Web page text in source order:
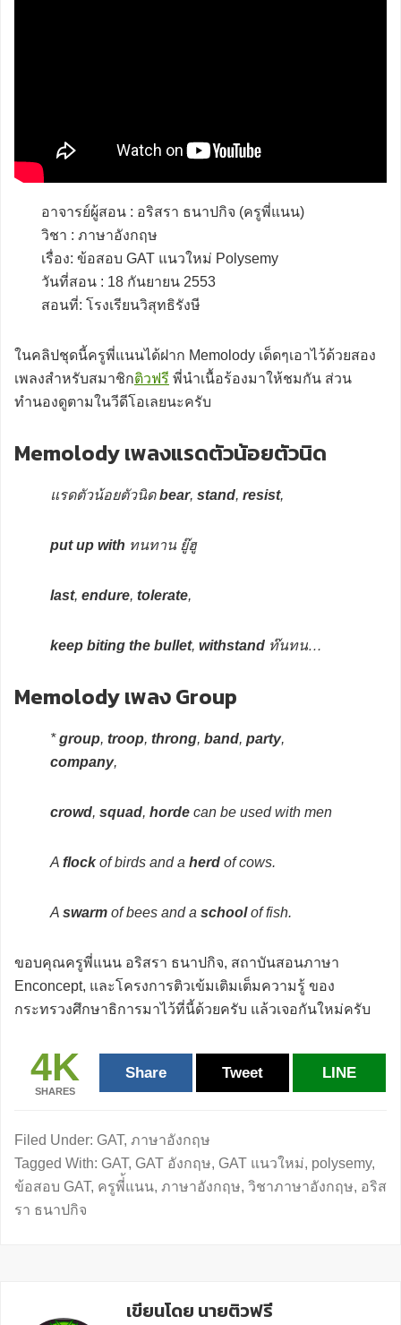
อาจารย์ผู้สอน : อริสรา ธนาปกิจ (ครูพี่แนน)
วิชา : ภาษาอังกฤษ
เรื่อง: ข้อสอบ GAT แนวใหม่ Polysemy
วันที่สอน : 18 กันยายน 2553
สอนที่: โรงเรียนวิสุทธิรังษี
ในคลิปชุดนี้ครูพี่แนนได้ฝาก Memolody เด็ดๆเอาไว้ด้วยสอง
เพลงสำหรับสมาชิกติวฟรี พี่นำเนื้อร้องมาให้ชมกัน ส่วน
ทำนองดูตามในวีดีโอเลยนะครับ
Memolody เพลงแรดตัวน้อยตัวนิด
แรดตัวน้อยตัวนิดbear, stand, resist,
put up with ทนทาน ยู๊ฮู
last, endure, tolerate,
keep biting the bullet, withstand ท๊นทน…
Memolody เพลง Group
*group, troop, throng, band, party,
company,
crowd, squad, horde can be used with men
A flockof birds and a herd of cows.
A swarm of bees and a schoolof fish.
ขอบคุณครูพี่แนน อริสรา ธนาปกิจ, สถาบันสอนภาษา
Enconcept, และโครงการติวเข้มเติมเต็มความรู้ ของ
กระทรวงศึกษาธิการมาไว้ที่นี้ด้วยครับ แล้วเจอกันใหม่ครับ
4K
SHARES
Share Tweet LINE
Filed Under: GAT, ภาษาอังกฤษ
Tagged With: GAT, GAT อังกฤษ, GAT แนวใหม่, polysemy,
ข้อสอบ GAT, ครูพี่้แนน, ภาษาอังกฤษ, วิชาภาษาอังกฤษ, อริส
รา ธนาปกิจ
เขียนโดย นายติวฟรี